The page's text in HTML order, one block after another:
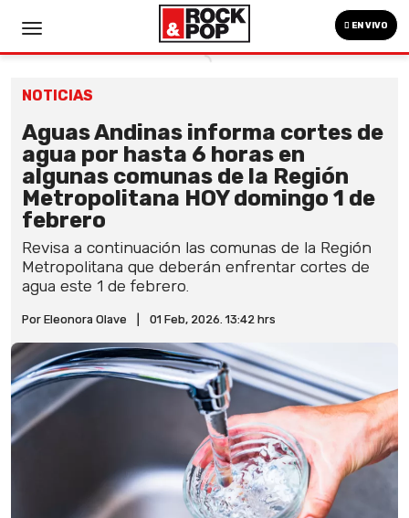
EN VIVO
NOTICIAS
Aguas Andinas informa cortes de
agua por hasta 6 horas en
algunas comunas de la Región
Metropolitana HOY domingo 1 de
febrero
Revisa a continuación las comunas de la Región
Metropolitana que deberán enfrentar cortes de
agua este 1 de febrero.
Por Eleonora Olave 01 Feb, 2026. 13:42 hrs